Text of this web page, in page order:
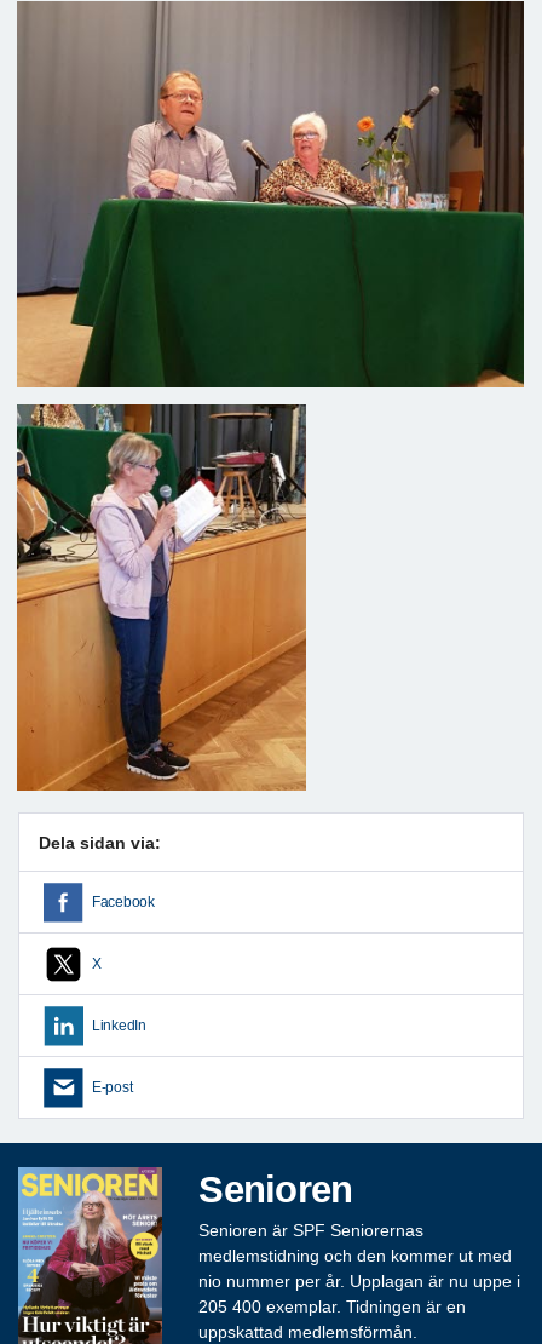
Dela sidan via:
Facebook
X
LinkedIn
E-post
Senioren
Senioren är SPF Seniorernas
medlemstidning och den kommer ut med
nio nummer per år. Upplagan är nu uppe i
205 400 exemplar. Tidningen är en
uppskattad medlemsförmån.